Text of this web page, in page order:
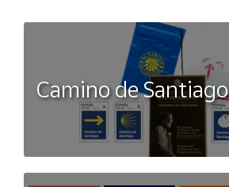
Camino de Santiago